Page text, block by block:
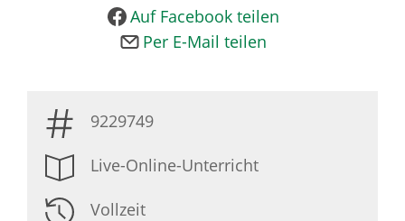
Auf Facebook teilen
Per E-Mail teilen
9229749
Live-Online-Unterricht
Vollzeit